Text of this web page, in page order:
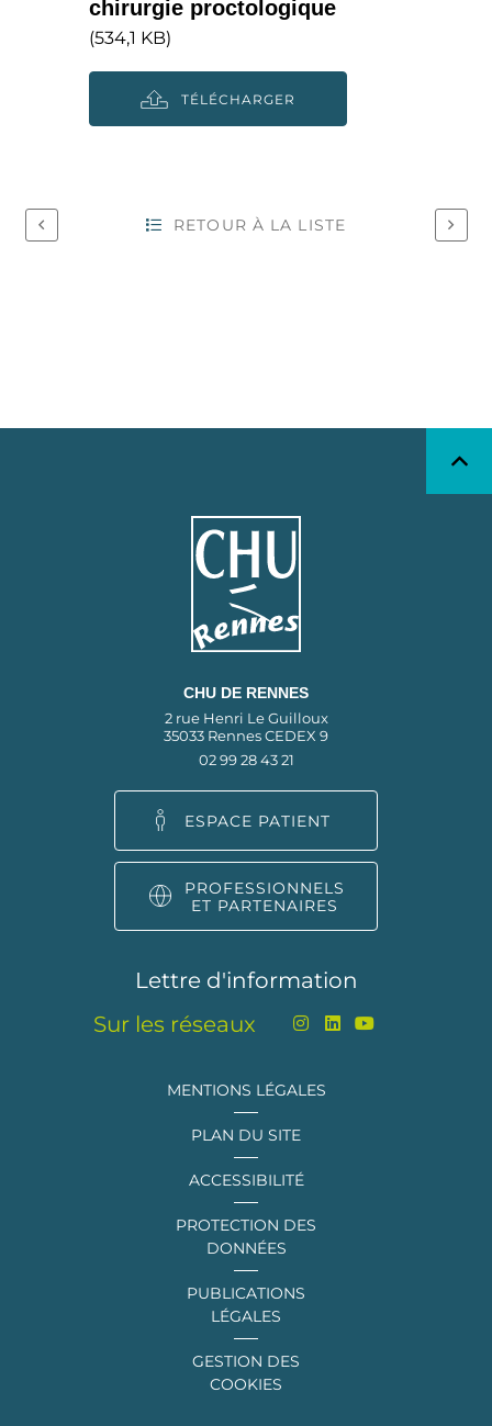
chirurgie proctologique
(534,1 KB)
TÉLÉCHARGER
RETOUR À LA LISTE
CHU DE RENNES
2 rue Henri Le Guilloux
35033 Rennes CEDEX 9
02 99 28 43 21
ESPACE PATIENT
PROFESSIONNELS
ET PARTENAIRES
Lettre d'information
Sur les réseaux
MENTIONS LÉGALES
PLAN DU SITE
ACCESSIBILITÉ
PROTECTION DES
DONNÉES
PUBLICATIONS
LÉGALES
GESTION DES
COOKIES